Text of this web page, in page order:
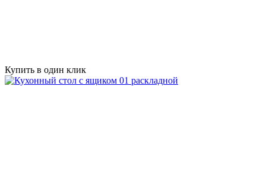
Купить в один клик